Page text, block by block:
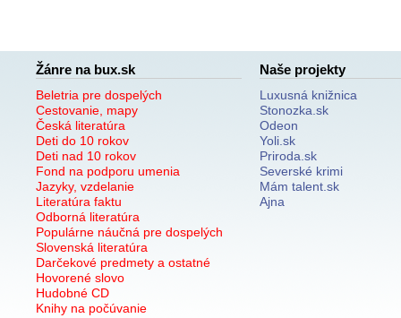
Žánre na bux.sk
Beletria pre dospelých
Cestovanie, mapy
Česká literatúra
Deti do 10 rokov
Deti nad 10 rokov
Fond na podporu umenia
Jazyky, vzdelanie
Literatúra faktu
Odborná literatúra
Populárne náučná pre dospelých
Slovenská literatúra
Darčekové predmety a ostatné
Hovorené slovo
Hudobné CD
Knihy na počúvanie
Naše projekty
Luxusná knižnica
Stonozka.sk
Odeon
Yoli.sk
Priroda.sk
Severské krimi
Mám talent.sk
Ajna